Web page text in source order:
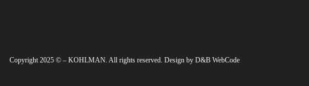
Copyright 2025 © – KOHLMAN. All rights reserved. Design by D&B WebCode